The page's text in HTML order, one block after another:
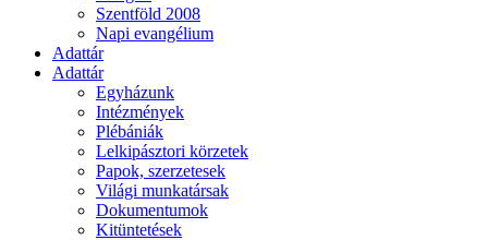
Szentföld 2008
Napi evangélium
Adattár
Adattár
Egyházunk
Intézmények
Plébániák
Lelkipásztori körzetek
Papok, szerzetesek
Világi munkatársak
Dokumentumok
Kitüntetések